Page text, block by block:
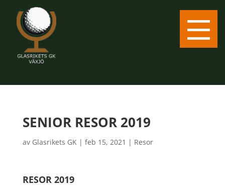
SENIOR RESOR 2019
av Glasrikets GK| feb 15, 2021 | Resor
RESOR 2019